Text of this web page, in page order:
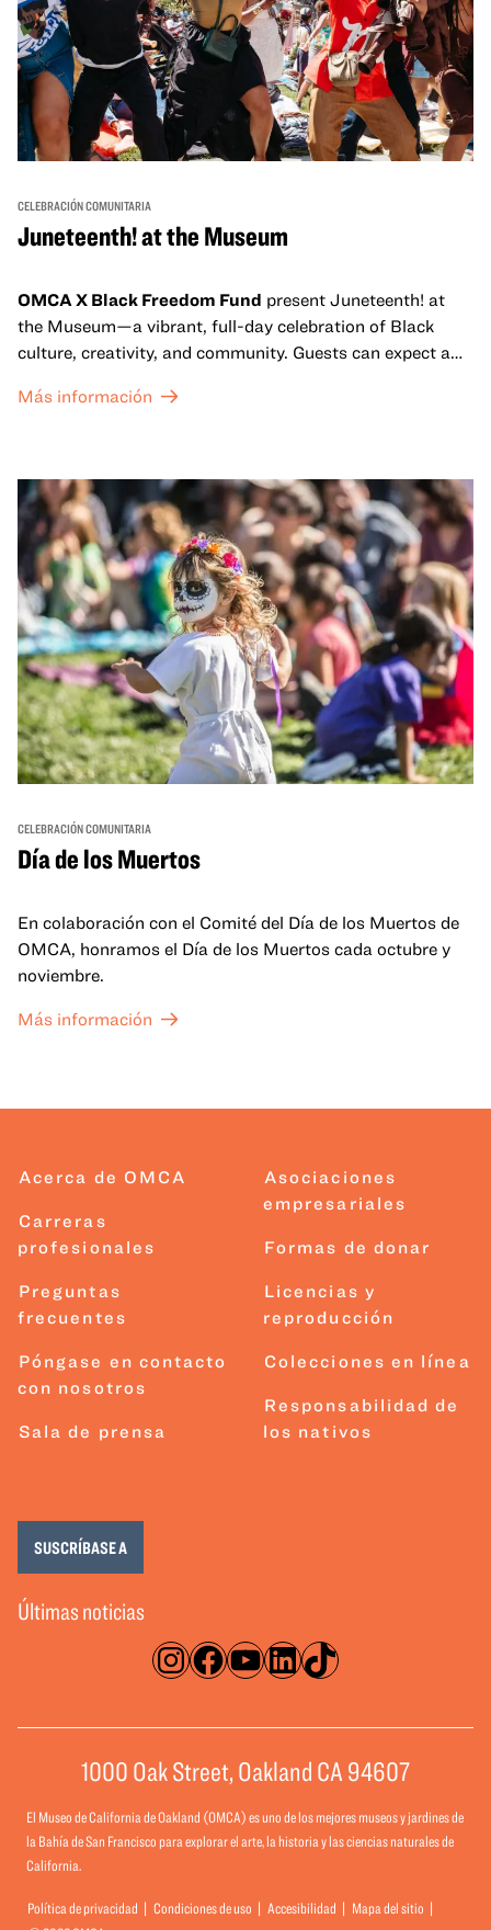
CELEBRACIÓN COMUNITARIA
Juneteenth! at the Museum
OMCA X Black Freedom Fund present Juneteenth! at
the Museum—a vibrant, full-day celebration of Black
culture, creativity, and community. Guests can expect a
sets from boundary-pushing artists, delicious offerings
move, make, and connect in celebration of Black culture.
Más información
CELEBRACIÓN COMUNITARIA
Día de los Muertos
En colaboración con el Comité del Día de los Muertos de
OMCA, honramos el Día de los Muertos cada octubre y
noviembre.
Más información
Acerca de OMCA
Carreras
profesionales
Preguntas
frecuentes
Póngase en contacto
con nosotros
Sala de prensa
Asociaciones
empresariales
Formas de donar
Licencias y
reproducción
Colecciones en línea
Responsabilidad de
los nativos
Instagram
Facebook
YouTube
LinkedIn
TikTok
Últimas noticias
SUSCRÍBASE A
1000 Oak Street, Oakland CA 94607
El Museo de California de Oakland (OMCA) es uno de los mejores museos y jardines de
la Bahía de San Francisco para explorar el arte, la historia y las ciencias naturales de
California.
Política de privacidad Condiciones de uso Accesibilidad
Mapa del sitio